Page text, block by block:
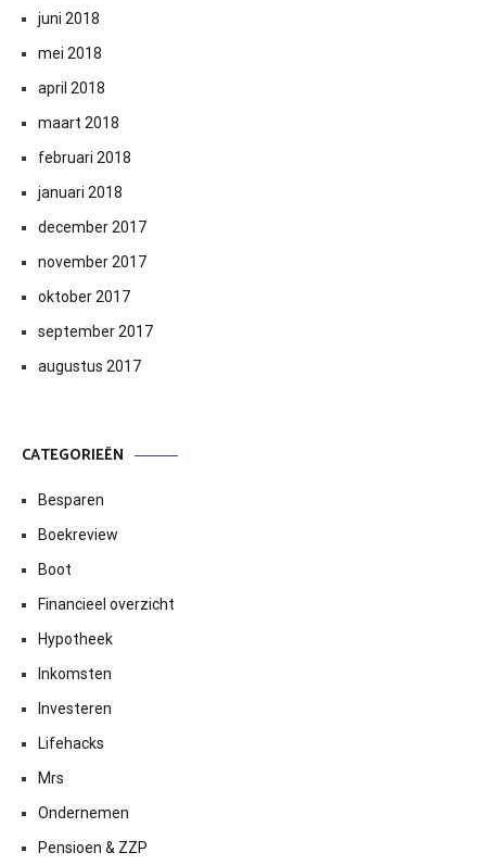
juni 2018
mei 2018
april 2018
maart 2018
februari 2018
januari 2018
december 2017
november 2017
oktober 2017
september 2017
augustus 2017
CATEGORIEËN
Besparen
Boekreview
Boot
Financieel overzicht
Hypotheek
Inkomsten
Investeren
Lifehacks
Mrs
Ondernemen
Pensioen & ZZP